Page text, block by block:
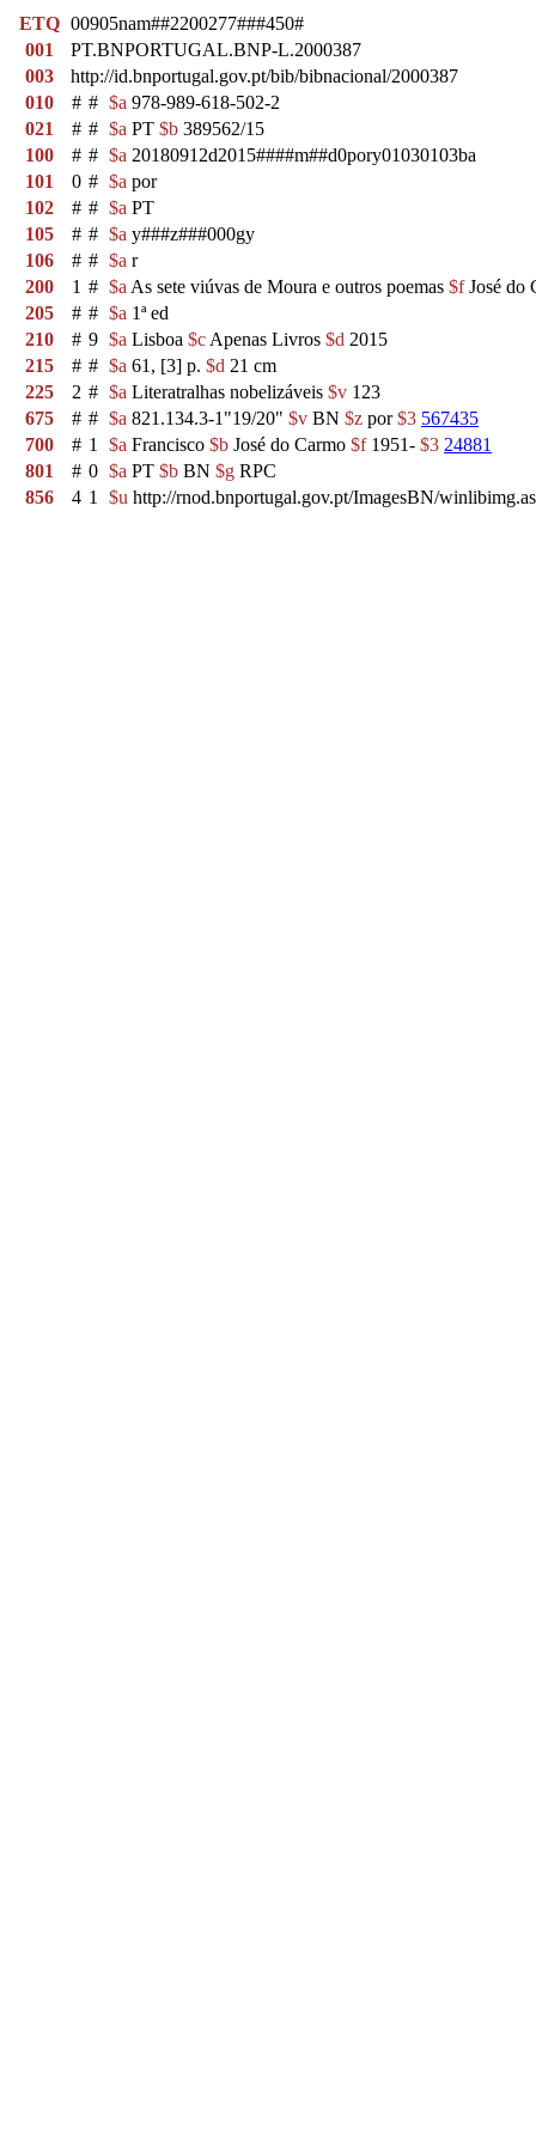
ETQ 00905nam##2200277###450#
001
PT.BNPORTUGAL.BNP-L.2000387
003
http://id.bnportugal.gov.pt/bib/bibnacional/2000387
010
# # $a 978-989-618-502-2
021
# # $a PT $b 389562/15
100
# # $a 20180912d2015####m##d0pory01030103ba
101
0 # $a por
102
# # $a PT
105
# # $a y###z###000gy
106
# # $a r
200
1 # $a As sete viúvas de Moura e outros poemas $fJosé do
205
# # $a 1ª ed
210
# 9 $a Lisboa $c Apenas Livros $d 2015
215
# # $a 61, [3] p. $d 21 cm
225
2 # $a Literatralhas nobelizáveis $v 123
675
# # $a 821.134.3-1"19/20" $v BN $z por$3 567435
700
# 1 $a Francisco $b José do Carmo $f1951- $3 24881
801
# 0 $a PT $b BN $g RPC
856
4 1 $u http://rnod.bnportugal.gov.pt/ImagesBN/